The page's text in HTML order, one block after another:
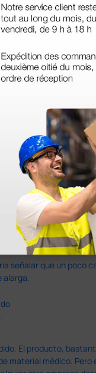
1 ud.
4 y 5 estrellas.
todos >
señalar que un poco
alarga.
El producto,
material médico. Pero